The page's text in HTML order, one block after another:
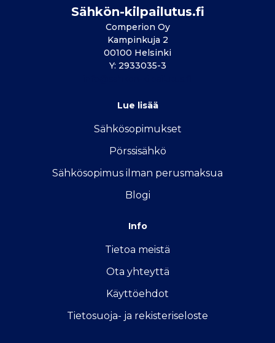
Sähkön-kilpailutus.fi
Comperion Oy
Kampinkuja 2
00100 Helsinki
Y: 2933035-3
Lue lisää
Sähkösopimukset
Pörssisähkö
Sähkösopimus ilman perusmaksua
Blogi
Info
Tietoa meistä
Ota yhteyttä
Käyttöehdot
Tietosuoja- ja rekisteriseloste